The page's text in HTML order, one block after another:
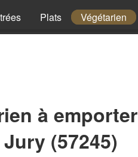
Plats Végétarien
à emporter
(57245)